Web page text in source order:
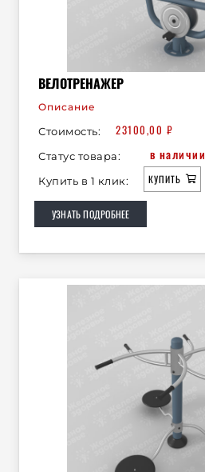
ВЕЛОТРЕНАЖЕР
Описание
Стоимость: 23100,00 ₽
Статус товара: в наличии
Купить в 1 клик: КУПИТЬ
УЗНАТЬ ПОДРОБНЕЕ